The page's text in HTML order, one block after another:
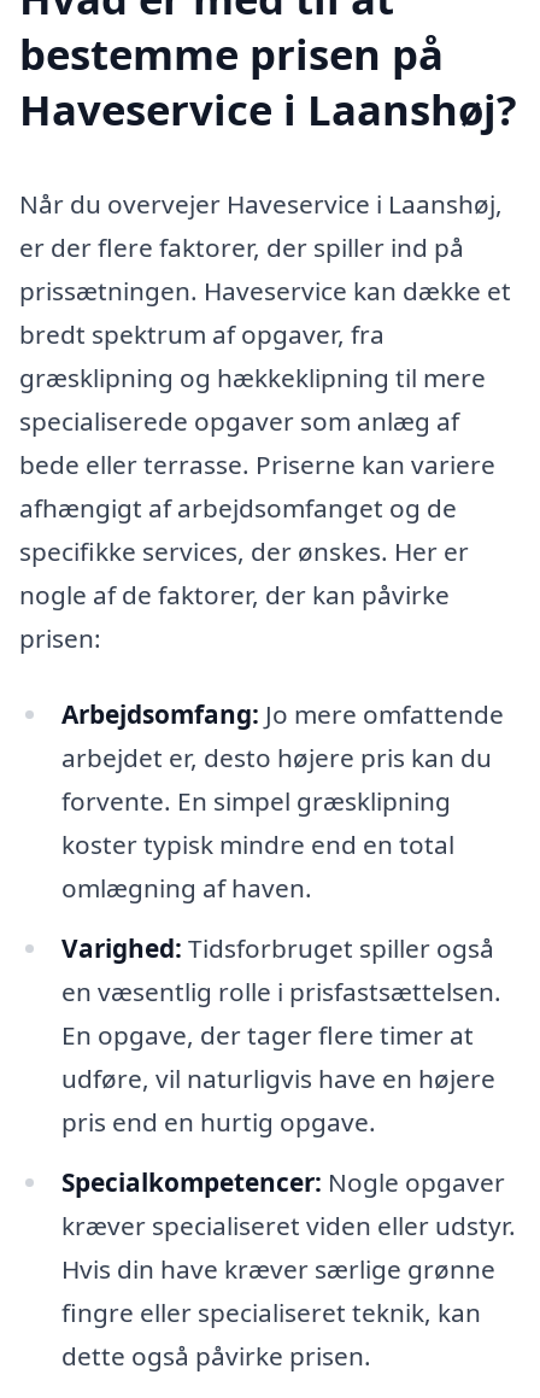
bestemme prisen på
Haveservice i Laanshøj?
Når du overvejer Haveservice i Laanshøj,
er der flere faktorer, der spiller ind på
prissætningen. Haveservice kan dække et
bredt spektrum af opgaver, fra
græsklipning og hækkeklipning til mere
specialiserede opgaver som anlæg af
bede eller terrasse. Priserne kan variere
afhængigt af arbejdsomfanget og de
specifikke services, der ønskes. Her er
nogle af de faktorer, der kan påvirke
prisen:
Arbejdsomfang: Jo mere omfattende
arbejdet er, desto højere pris kan du
forvente. En simpel græsklipning
koster typisk mindre end en total
omlægning af haven.
Varighed: Tidsforbruget spiller også
en væsentlig rolle i prisfastsættelsen.
En opgave, der tager flere timer at
udføre, vil naturligvis have en højere
pris end en hurtig opgave.
Specialkompetencer: Nogle opgaver
kræver specialiseret viden eller udstyr.
Hvis din have kræver særlige grønne
fingre eller specialiseret teknik, kan
dette også påvirke prisen.